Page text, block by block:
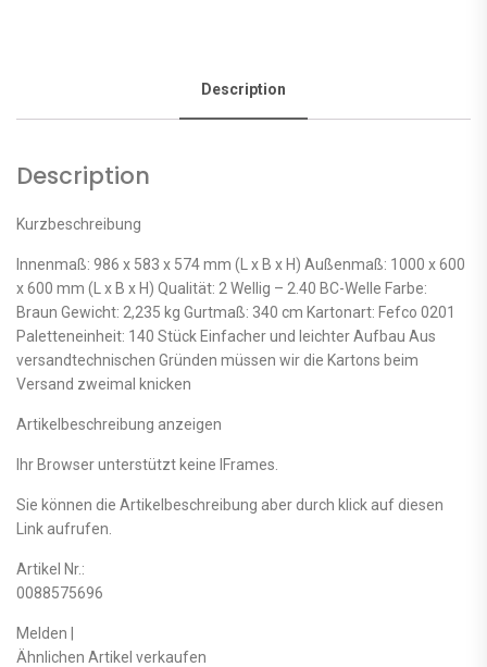
Description
Description
Kurzbeschreibung
Innenmaß: 986 x 583 x 574 mm (L x B x H) Außenmaß: 1000 x 600
x 600 mm (L x B x H) Qualität: 2 Wellig – 2.40 BC-Welle Farbe:
Braun Gewicht: 2,235 kg Gurtmaß: 340 cm Kartonart: Fefco 0201
Paletteneinheit: 140 Stück Einfacher und leichter Aufbau Aus
versandtechnischen Gründen müssen wir die Kartons beim
Versand zweimal knicken
Artikelbeschreibung anzeigen
Ihr Browser unterstützt keine IFrames.
Sie können die Artikelbeschreibung aber durch klick auf diesen
Link aufrufen.
Artikel Nr.:
0088575696
Melden |
Ähnlichen Artikel verkaufen